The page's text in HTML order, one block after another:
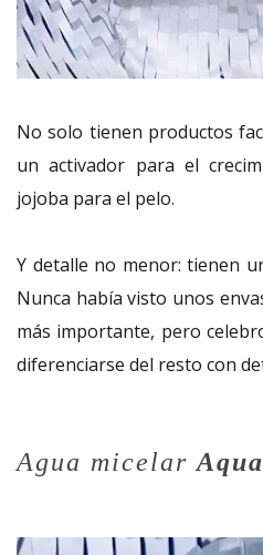
No solo tienen productos
un activador para el
jojoba para el pelo.
Y detalle no menor: tienen
Nunca había visto unos
más importante, pero
diferenciarse del resto con
Agua micelar